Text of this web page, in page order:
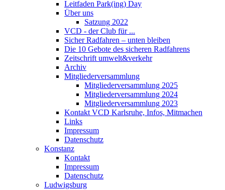
Leitfaden Park(ing) Day
Über uns
Satzung 2022
VCD - der Club für ...
Sicher Radfahren – unten bleiben
Die 10 Gebote des sicheren Radfahrens
Zeitschrift umwelt&verkehr
Archiv
Mitgliederversammlung
Mitgliederversammlung 2025
Mitgliederversammlung 2024
Mitgliederversammlung 2023
Kontakt VCD Karlsruhe, Infos, Mitmachen
Links
Impressum
Datenschutz
Konstanz
Kontakt
Impressum
Datenschutz
Ludwigsburg